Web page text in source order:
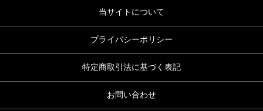
当サイトについて
プライバシーポリシー
特定商取引法に基づく表記
お問い合わせ